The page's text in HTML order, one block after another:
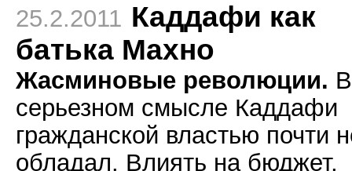
25.2.2011 Каддафи как
батька Махно
Жасминовые революции. В
серьезном смысле Каддафи
гражданской властью почти
обладал. Влиять на бюджет,